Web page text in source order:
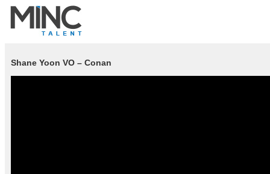
Shane Yoon VO – Conan